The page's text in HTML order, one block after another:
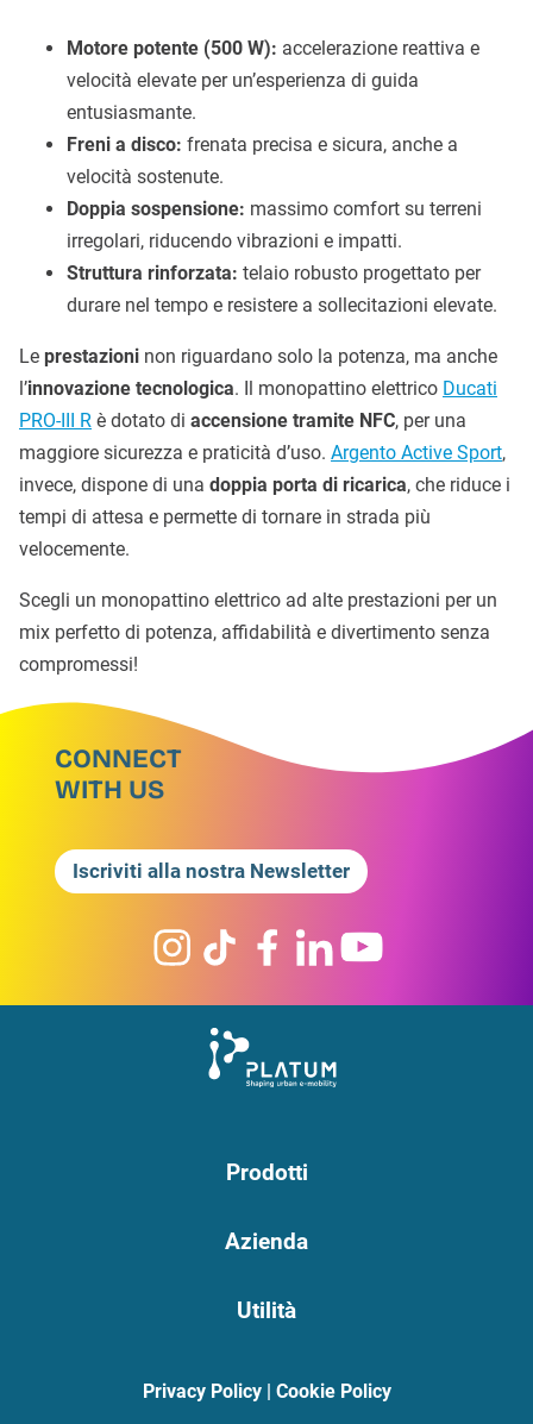
Motore potente (500 W): accelerazione reattiva e
velocità elevate per un’esperienza di guida
entusiasmante.
Freni a disco: frenata precisa e sicura, anche a
velocità sostenute.
Doppia sospensione: massimo comfort su terreni
irregolari, riducendo vibrazioni e impatti.
Struttura rinforzata: telaio robusto progettato per
durare nel tempo e resistere a sollecitazioni elevate.
Le prestazioni non riguardano solo la potenza, ma anche
l’innovazione tecnologica. Il monopattino elettrico Ducati
PRO-III R è dotato di accensione tramite NFC, per una
maggiore sicurezza e praticità d’uso. Argento Active Sport,
invece, dispone di una doppia porta di ricarica, che riduce i
tempi di attesa e permette di tornare in strada più
velocemente.
Scegli un monopattino elettrico ad alte prestazioni per un
mix perfetto di potenza, affidabilità e divertimento senza
compromessi!
CONNECT
WITH US
Iscriviti alla nostra Newsletter
Prodotti
Azienda
Utilità
Privacy Policy| Cookie Policy